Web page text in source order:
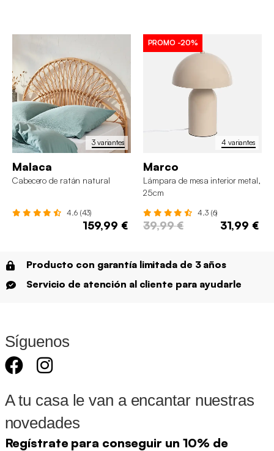
3 variantes
Malaca
Cabecero de ratán natural
4.6 (43)
159,99 €
4 variantes
PROMO -20%
Marco
Lámpara de mesa interior metal,
25cm
4.3 (6)
39,99 € 31,99 €
Producto con garantía limitada de 3 años
Servicio de atención al cliente para ayudarle
Síguenos
A tu casa le van a encantar nuestras
novedades
Regístrate para conseguir un 10% de